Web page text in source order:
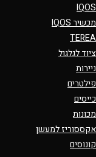
IQOS
מכשיר IQOS
TEREA
ציוד לגלגול
ניירות
פילטרים
כייסים
מכונות
אקססוריז למעשן
קונוסים